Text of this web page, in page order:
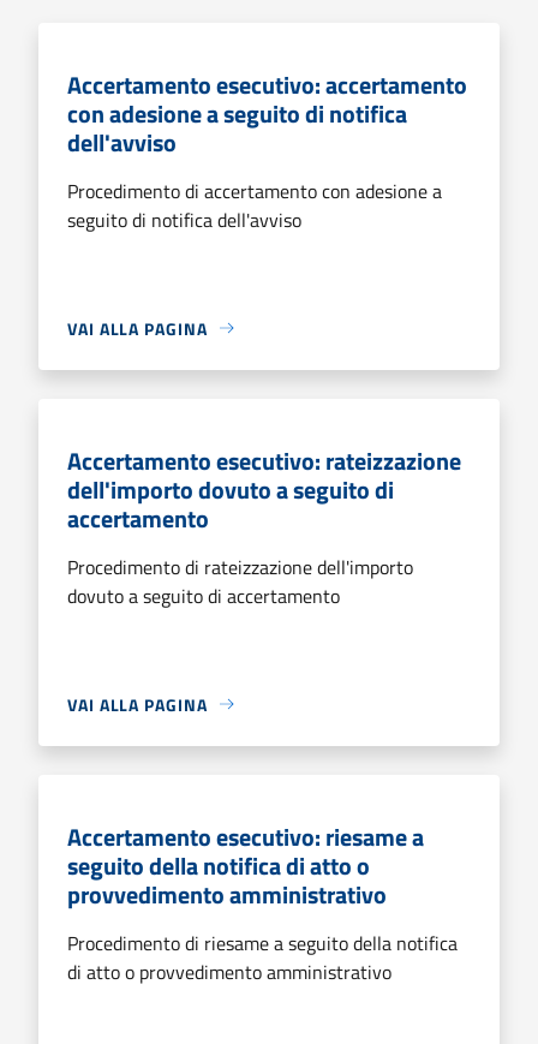
Accertamento esecutivo: accertamento
con adesione a seguito di notifica
dell'avviso
Procedimento di accertamento con adesione a
seguito di notifica dell'avviso
VAI ALLA PAGINA
Accertamento esecutivo: rateizzazione
dell'importo dovuto a seguito di
accertamento
Procedimento di rateizzazione dell'importo
dovuto a seguito di accertamento
VAI ALLA PAGINA
Accertamento esecutivo: riesame a
seguito della notifica di atto o
provvedimento amministrativo
Procedimento di riesame a seguito della notifica
di atto o provvedimento amministrativo